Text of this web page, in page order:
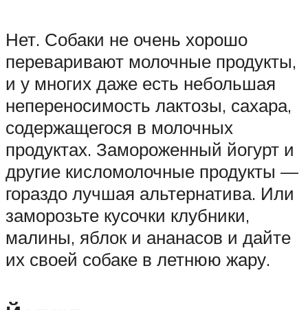
Нет. Собаки не очень хорошо
переваривают молочные продукты,
и у многих даже есть небольшая
непереносимость лактозы, сахара,
содержащегося в молочных
продуктах. Замороженный йогурт и
другие кисломолочные продукты —
гораздо лучшая альтернатива. Или
заморозьте кусочки клубники,
малины, яблок и ананасов и дайте
их своей собаке в летнюю жару.